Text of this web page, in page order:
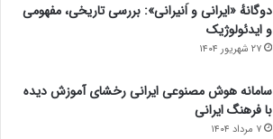
دوگانهٔ «ایرانی و اَنیرانی»: بررسی تاریخی، مفهومی
و ایدئولوژیک
۲۷ شهریور ۱۴۰۴
سامانه هوش مصنوعی ایرانی رخشای آموزش دیده
با فرهنگ ایرانی
۷ مرداد ۱۴۰۴